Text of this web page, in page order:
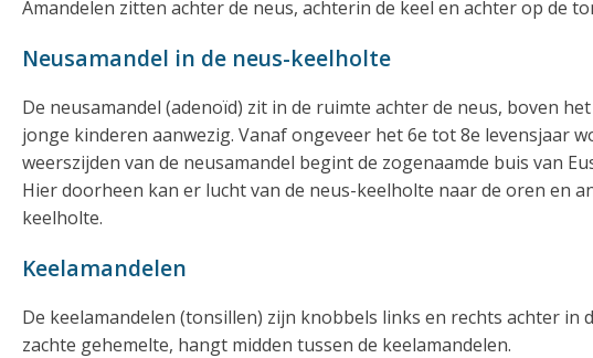
Amandelen zitten achter de neus, achterin de keel en achter op de
Neusamandel in de neus-keelholte
De neusamandel (adenoïd) zit in de ruimte achter de neus, boven
jonge kinderen aanwezig. Vanaf ongeveer het 6e tot 8e levensjaar
weerszijden van de neusamandel begint de zogenaamde buis van
Hier doorheen kan er lucht van de neus-keelholte naar de oren en
keelholte.
Keelamandelen
De keelamandelen (tonsillen) zijn knobbels links en rechts achter in
zachte gehemelte, hangt midden tussen de keelamandelen.